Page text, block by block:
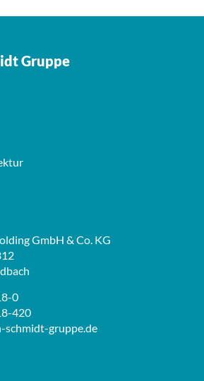
Gruppe
GmbH & Co. KG
0
420
schmidt-gruppe.de